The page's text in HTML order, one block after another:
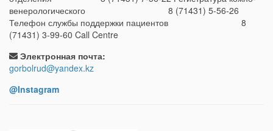
венерологического 8 (71431) 5-56-26
Телефон службы поддержки пациентов 8
(71431) 3-99-60 Call Centre
Электронная почта:
gorbolrud@yandex.kz
@Instagram